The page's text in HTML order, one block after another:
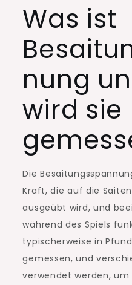
Was ist
nung
wird sie
Die
Kraft, die auf die
ausgeübt wird, und
während des Spiels
typischerweise in
gemessen, und
verwendet werden, um